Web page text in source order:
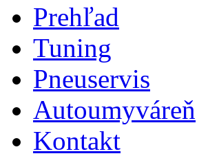
Prehľad
Tuning
Pneuservis
Autoumyváreň
Kontakt